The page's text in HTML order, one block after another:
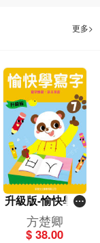
更多>
升級版-愉快學寫
字(7)
方楚卿
$ 38.00